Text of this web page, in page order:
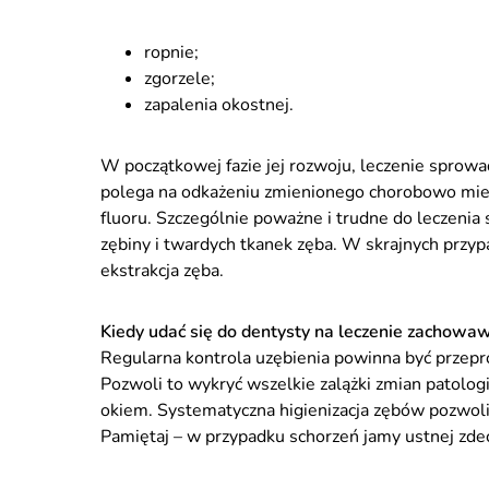
ropnie;
zgorzele;
zapalenia okostnej.
W początkowej fazie jej rozwoju, leczenie
polega na odkażeniu zmienionego chorobowo
fluoru. Szczególnie poważne i trudne do
zębiny i twardych tkanek zęba. W skrajnych
ekstrakcja zęba.
Kiedy udać się do dentysty na leczenie
Regularna kontrola uzębienia powinna być
Pozwoli to wykryć wszelkie zalążki zmian
okiem. Systematyczna higienizacja zębów
Pamiętaj – w przypadku schorzeń jamy ustnej